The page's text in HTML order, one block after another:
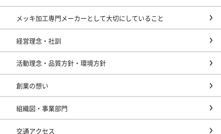
メッキ加工専門メーカーとして大切にしていること
経営理念・社訓
活動理念・品質方針・環境方針
創業の想い
組織図・事業部門
交通アクセス